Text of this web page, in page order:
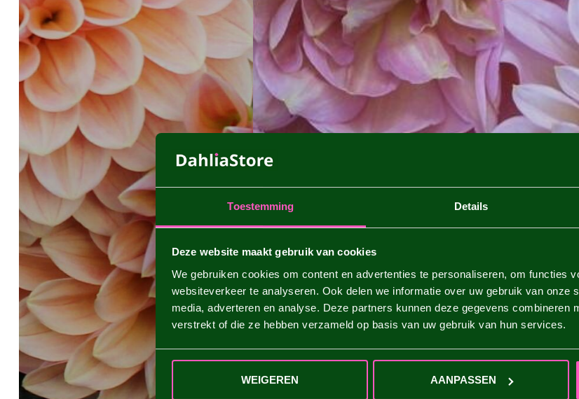
Toestemming Details
Deze website maakt gebruik van cookies
We gebruiken cookies om content en advertenties te personaliseren, om functies
websiteverkeer te analyseren. Ook delen we informatie over uw gebruik van onze
media, adverteren en analyse. Deze partners kunnen deze gegevens combineren
verstrekt of die ze hebben verzameld op basis van uw gebruik van hun services.
WEIGEREN AANPASSEN